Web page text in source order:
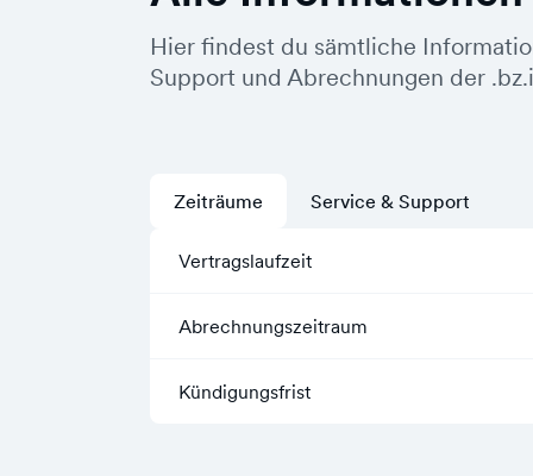
Hier findest du sämtliche
Support und Abrechnungen der
Zeiträume
Vertragslaufzeit
Abrechnungszeitraum
Kündigungsfrist
Service & Support